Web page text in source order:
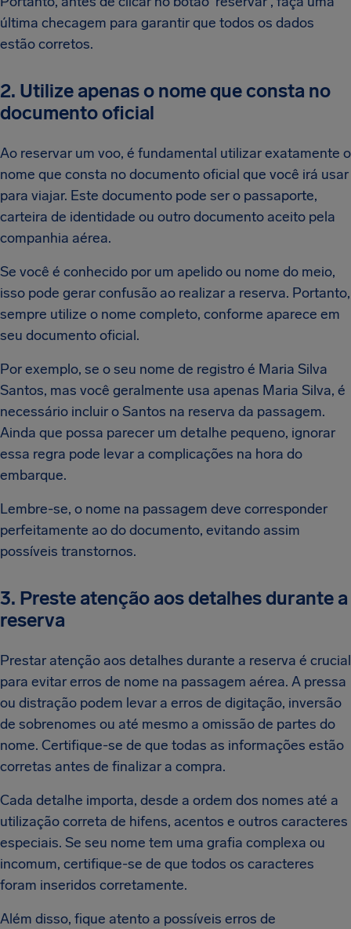
última checagem para garantir que todos os dados
estão corretos.
2. Utilize apenas o nome que consta no
documento oficial
Ao reservar um voo, é fundamental utilizar exatamente o
nome que consta no documento oficial que você irá usar
para viajar. Este documento pode ser o passaporte,
carteira de identidade ou outro documento aceito pela
companhia aérea.
Se você é conhecido por um apelido ou nome do meio,
isso pode gerar confusão ao realizar a reserva. Portanto,
sempre utilize o nome completo, conforme aparece em
seu documento oficial.
Por exemplo, se o seu nome de registro é Maria Silva
Santos, mas você geralmente usa apenas Maria Silva, é
necessário incluir o Santos na reserva da passagem.
Ainda que possa parecer um detalhe pequeno, ignorar
essa regra pode levar a complicações na hora do
embarque.
Lembre-se, o nome na passagem deve corresponder
perfeitamente ao do documento, evitando assim
possíveis transtornos.
3. Preste atenção aos detalhes durante a
reserva
Prestar atenção aos detalhes durante a reserva é crucial
para evitar erros de nome na passagem aérea. A pressa
ou distração podem levar a erros de digitação, inversão
de sobrenomes ou até mesmo a omissão de partes do
nome. Certifique-se de que todas as informações estão
corretas antes de finalizar a compra.
Cada detalhe importa, desde a ordem dos nomes até a
utilização correta de hifens, acentos e outros caracteres
especiais. Se seu nome tem uma grafia complexa ou
incomum, certifique-se de que todos os caracteres
foram inseridos corretamente.
Além disso, fique atento a possíveis erros de